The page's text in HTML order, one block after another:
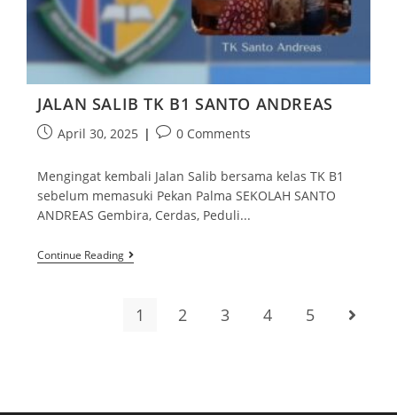
JALAN SALIB TK B1 SANTO ANDREAS
April 30, 2025 0 Comments
Mengingat kembali Jalan Salib bersama kelas TK B1
sebelum memasuki Pekan Palma SEKOLAH SANTO
ANDREAS Gembira, Cerdas, Peduli...
Continue Reading
1 2 3 4 5